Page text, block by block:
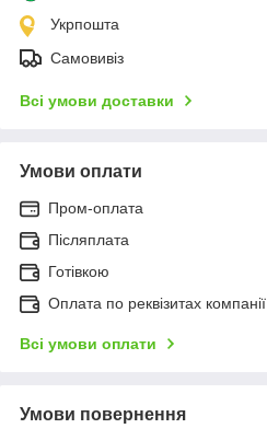
Укрпошта
Самовивіз
Всі умови доставки
Умови оплати
Пром-оплата
Післяплата
Готівкою
Оплата по реквізитах компанії
Всі умови оплати
Умови повернення